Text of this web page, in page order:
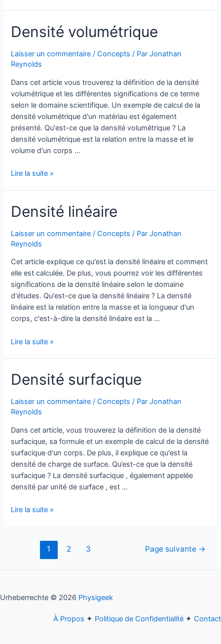
Densité volumétrique
Laisser un commentaire /Concepts / ParJonathan
Reynolds
Dans cet article vous trouverez la définition de la densité
volumétrique et les différentes significations de ce terme
selon le domaine scientifique. Un exemple de calcul de la
densité volumétrique d'un matériau est également
présenté. Qu'est-ce que la densité volumétrique ? La
densité volumétrique est la relation entre la masse et le
volume d'un corps …
Densité
Lire la suite »
Densité linéaire
Laisser un commentaire /Concepts / ParJonathan
Reynolds
Cet article explique ce qu'est la densité linéaire et comment
elle est calculée. De plus, vous pourrez voir les différentes
significations de la densité linéaire selon le domaine
d'études. Qu'est-ce que la densité linéaire ? La densité
linéaire est la relation entre la masse et la longueur d'un
corps, c'est-à-dire la densité linéaire est la …
Densité
Lire la suite »
Densité surfacique
Laisser un commentaire /Concepts / ParJonathan
Reynolds
Dans cet article, vous trouverez la définition de la densité
surfacique, sa formule et un exemple de calcul de la densité
surfacique d'un corps. De plus, il explique ce qu'est la
densité de charge de surface. Qu’est-ce que la densité
surfacique ? La densité surfacique , également appelée
densité par unité de surface , est …
Densité
Lire la suite »
1 2 3 Page suivante →
Urheberrechte © 2026 Physigeek
À Propos ✦ Politique de Confidentialité ✦ Contact